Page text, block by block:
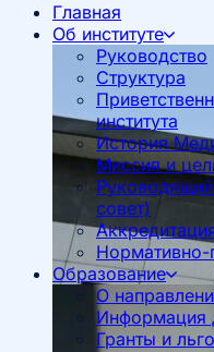
Главная
Об институте
Руководство
Структура
института
История
Миссия и
совет)
Образование
О
Информация
Гранты и